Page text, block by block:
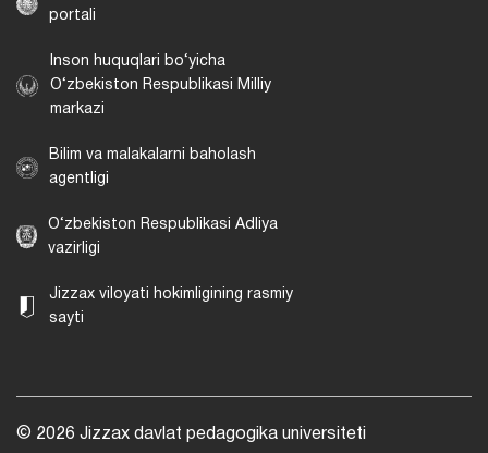
portali
Inson huquqlari bo‘yicha
O‘zbekiston Respublikasi Milliy
markazi
Bilim va malakalarni baholash
agentligi
O‘zbekiston Respublikasi Adliya
vazirligi
Jizzax viloyati hokimligining rasmiy
sayti
© 2026 Jizzax davlat pedagogika universiteti